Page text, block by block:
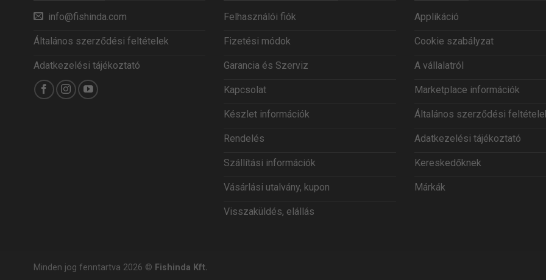
info@fishinda.com
Általános szerződési feltételek
Adatkezelési tájékoztató
Felhasználói fiók
Fizetési módok
Garancia és Szerviz
Kapcsolat
Készlet információk
Rendelés
Szállítási információk
Vásárlási utalvány, kupon
Visszaküldés, elállás
Applikáció
Cookie szabályzat
A vállalatról
Marketplace információk
Általános szerződési
Adatkezelési tájékoztató
Kereskedőknek
Márkák
Minden jog fenntartva 2026 © Fishinda Kft.